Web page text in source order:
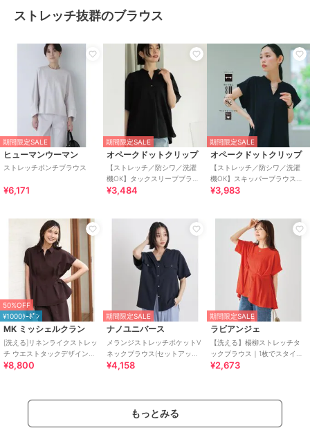
ストレッチ抜群のブラウス
期間限定SALE
ヒューマンウーマン
ストレッチポンチブラウス
¥6,171
期間限定SALE
オペークドットクリップ
【ストレッチ／防シワ／洗濯
機OK】タックスリーブブラウ
ス《SS～LL／6col／セットア
¥3,484
期間限定SALE
オペークドットクリップ
【ストレッチ／防シワ／洗濯
機OK】スキッパーブラウス
《SS～LL／5col／セットアッ
¥3,983
50%OFF
¥1000ｸｰﾎﾟﾝ
MK ミッシェルクラン
[洗える]リネンライクストレッ
チ ウエストタックデザイン衿
付きブラウス
¥8,800
期間限定SALE
ナノユニバース
メランジストレッチポケットV
ネックブラウス(セットアップ
可)
¥4,158
期間限定SALE
ラビアンジェ
【洗える】楊柳ストレッチタ
ックブラウス｜1枚でスタイル
アップ/美シルエット/ウエスト
¥2,673
もっとみる